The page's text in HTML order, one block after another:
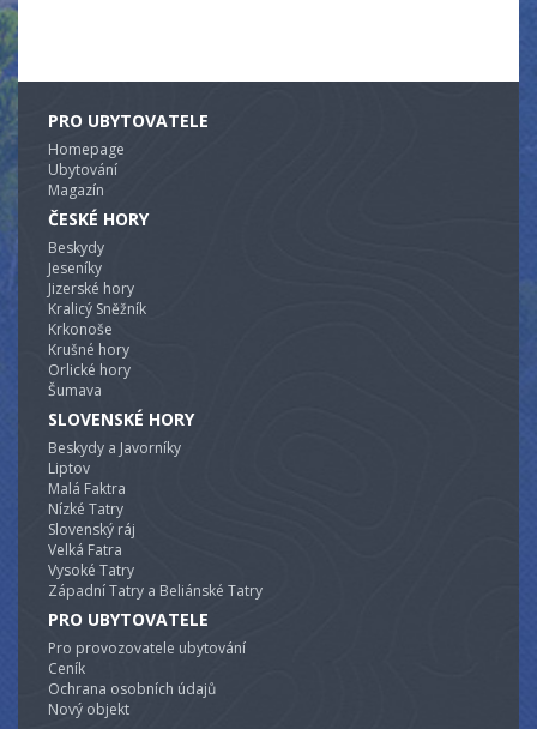
PRO UBYTOVATELE
Homepage
Ubytování
Magazín
ČESKÉ HORY
Beskydy
Jeseníky
Jizerské hory
Kralicý Sněžník
Krkonoše
Krušné hory
Orlické hory
Šumava
SLOVENSKÉ HORY
Beskydy a Javorníky
Liptov
Malá Faktra
Nízké Tatry
Slovenský ráj
Velká Fatra
Vysoké Tatry
Západní Tatry a Beliánské Tatry
PRO UBYTOVATELE
Pro provozovatele ubytování
Ceník
Ochrana osobních údajů
Nový objekt